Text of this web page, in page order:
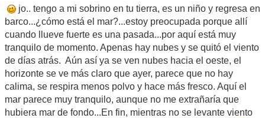
jo.. tengo a mi sobrino en tu tierra, es un niño y regresa en
barco...¿cómo está el mar?...estoy preocupada porque allí
cuando llueve fuerte es una pasada...por aquí está muy
tranquilo de momento. Apenas hay nubes y se quitó el viento
de días atrás. Aún así ya se ven nubes hacia el oeste, el
horizonte se ve más claro que ayer, parece que no hay
calima, se respira menos polvo y hace más fresco. Aquí el
mar parece muy tranquilo, aunque no me extrañaría que
hubiera mar de fondo...En fin, mientras no se levante viento